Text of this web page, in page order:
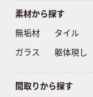
素材から探す
無垢材
タイル
ガラス
躯体現し
間取りから探す